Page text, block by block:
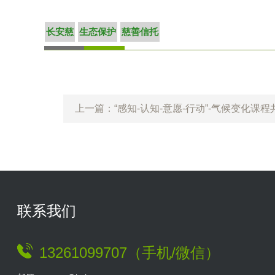
长安慈 生态保护 慈善信托
上一篇：“感知-认知-意愿-行动”-气候变化课
联系我们
13261099707（手机/微信）